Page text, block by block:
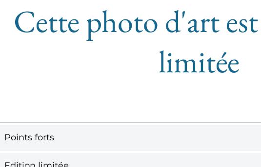
Cette photo d'art
limitée
Points forts